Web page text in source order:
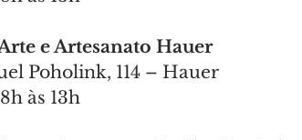
e Artesanato Hauer
Poholink, 114 – Hauer
às 13h